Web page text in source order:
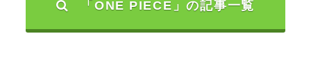
「ONE PIECE」の記事一覧